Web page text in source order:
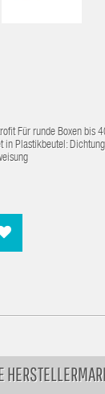
Für runde Boxen bis
Plastikbeutel: